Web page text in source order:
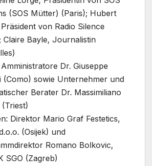
(SOS Mütter) (Paris); Hubert
von Radio Silence
Claire Bayle, Journalistin
Dr. Giuseppe
(Como) sowie Unternehmer und
Berater Dr. Massimiliano
Direktor Mario Graf Festetics,
(Osijek) und
Romano Bolkovic,
SGO (Zagreb)